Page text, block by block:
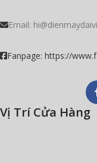
Email:
Fanpage: https://
Vị Trí Cửa Hàng